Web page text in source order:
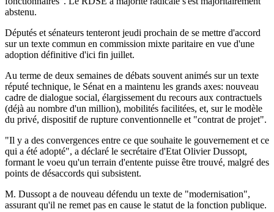
abstenu.
Députés et sénateurs tenteront jeudi prochain de se mettre d'accord
sur un texte commun en commission mixte paritaire en vue d'une
adoption définitive d'ici fin juillet.
Au terme de deux semaines de débats souvent animés sur un texte
réputé technique, le Sénat en a maintenu les grands axes: nouveau
cadre de dialogue social, élargissement du recours aux contractuels
(déjà au nombre d'un million), mobilités facilitées, et, sur le modèle
du privé, dispositif de rupture conventionnelle et "contrat de projet".
"Il y a des convergences entre ce que souhaite le gouvernement et ce
qui a été adopté", a déclaré le secrétaire d'Etat Olivier Dussopt,
formant le voeu qu'un terrain d'entente puisse être trouvé, malgré des
points de désaccords qui subsistent.
M. Dussopt a de nouveau défendu un texte de "modernisation",
assurant qu'il ne remet pas en cause le statut de la fonction publique.